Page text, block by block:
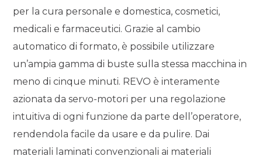
per la cura personale e domestica, cosmetici,
medicali e farmaceutici. Grazie al cambio
automatico di formato, è possibile utilizzare
un’ampia gamma di buste sulla stessa macchina in
meno di cinque minuti. REVO è interamente
azionata da servo-motori per una regolazione
intuitiva di ogni funzione da parte dell’operatore,
rendendola facile da usare e da pulire. Dai
materiali laminati convenzionali ai materiali